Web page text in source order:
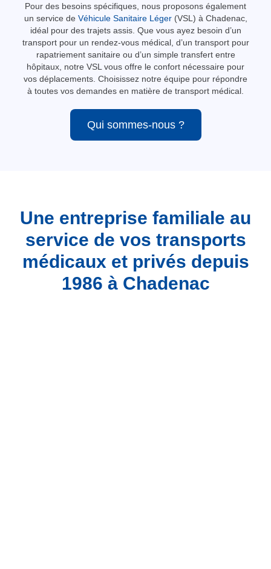
Pour des besoins spécifiques, nous proposons également
un service de Véhicule Sanitaire Léger(VSL) à Chadenac,
idéal pour des trajets assis. Que vous ayez besoin d’un
transport pour un rendez-vous médical, d’un transport pour
rapatriement sanitaire ou d’un simple transfert entre
hôpitaux, notre VSL vous offre le confort nécessaire pour
vos déplacements. Choisissez notre équipe pour répondre
à toutes vos demandes en matière de transport médical.
Qui sommes-nous ?
Une entreprise familiale au
service de vos transports
médicaux et privés depuis
1986 à Chadenac